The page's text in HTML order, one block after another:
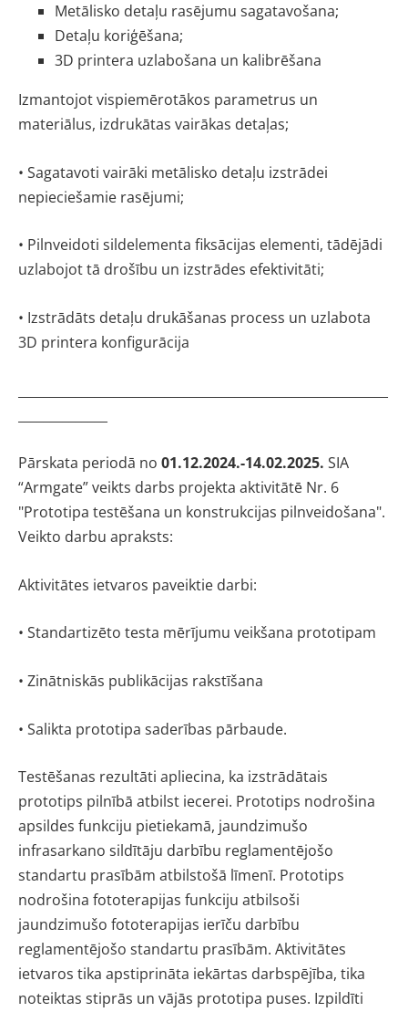
Metālisko detaļu rasējumu sagatavošana;
Detaļu koriģēšana;
3D printera uzlabošana un kalibrēšana
Izmantojot vispiemērotākos parametrus un
materiālus, izdrukātas vairākas detaļas;
• Sagatavoti vairāki metālisko detaļu izstrādei
nepieciešamie rasējumi;
• Pilnveidoti sildelementa fiksācijas elementi, tādējādi
uzlabojot tā drošību un izstrādes efektivitāti;
• Izstrādāts detaļu drukāšanas process un uzlabota
3D printera konfigurācija
Pārskata periodā no 01.12.2024.-14.02.2025. SIA
“Armgate” veikts darbs projekta aktivitātē Nr. 6
"Prototipa testēšana un konstrukcijas pilnveidošana".
Veikto darbu apraksts:
Aktivitātes ietvaros paveiktie darbi:
• Standartizēto testa mērījumu veikšana prototipam
• Zinātniskās publikācijas rakstīšana
• Salikta prototipa saderības pārbaude.
Testēšanas rezultāti apliecina, ka izstrādātais
prototips pilnībā atbilst iecerei. Prototips nodrošina
apsildes funkciju pietiekamā, jaundzimušo
infrasarkano sildītāju darbību reglamentējošo
standartu prasībām atbilstošā līmenī. Prototips
nodrošina fototerapijas funkciju atbilsoši
jaundzimušo fototerapijas ierīču darbību
reglamentējošo standartu prasībām. Aktivitātes
ietvaros tika apstiprināta iekārtas darbspējība, tika
noteiktas stiprās un vājās prototipa puses. Izpildīti